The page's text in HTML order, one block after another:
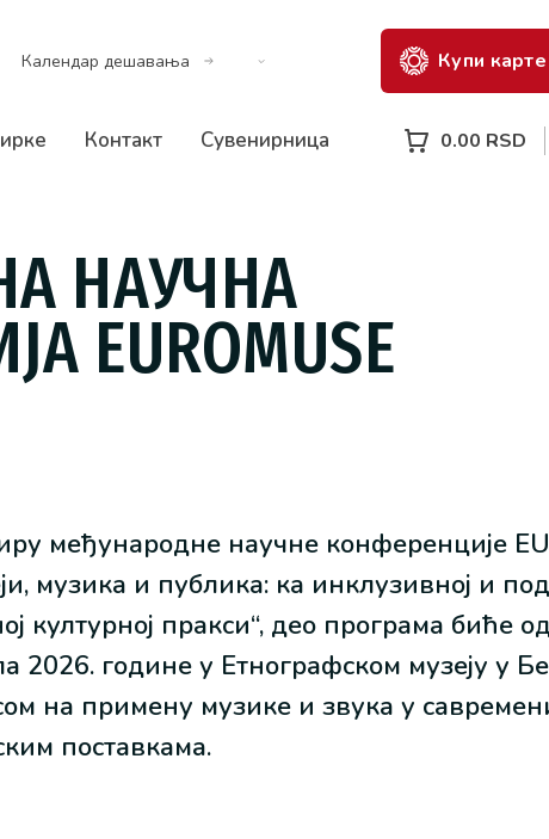
Календар дешавања Купи карте
Контакт Сувенирница 0.00 RSD
НАУЧНА
EUROMUSE
међународне научне конференције
музика и публика: ка инклузивној и
културној пракси“, део програма биће
2026. године у Етнографском музеју у
на примену музике и звука у
поставкама.